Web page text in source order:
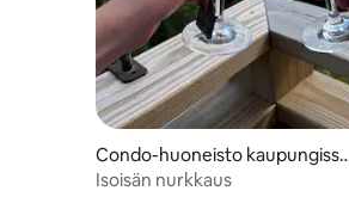
Condo-huoneisto kaupungissa
Seven Devils
Isoisän nurkkaus